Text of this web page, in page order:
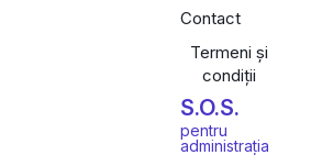
Contact
Termeni și
condiții
S.O.S.
pentru
administrația